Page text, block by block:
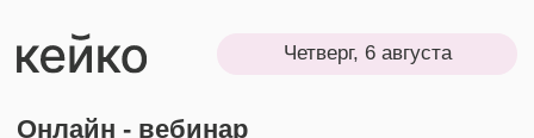
Сделай первый зефирный